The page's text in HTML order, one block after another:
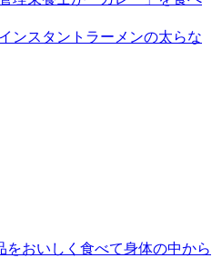
ンスタントラーメンの太らな
をおいしく食べて身体の中から